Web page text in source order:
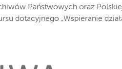
Państwowych oraz
dotacyjnego „Wspieranie